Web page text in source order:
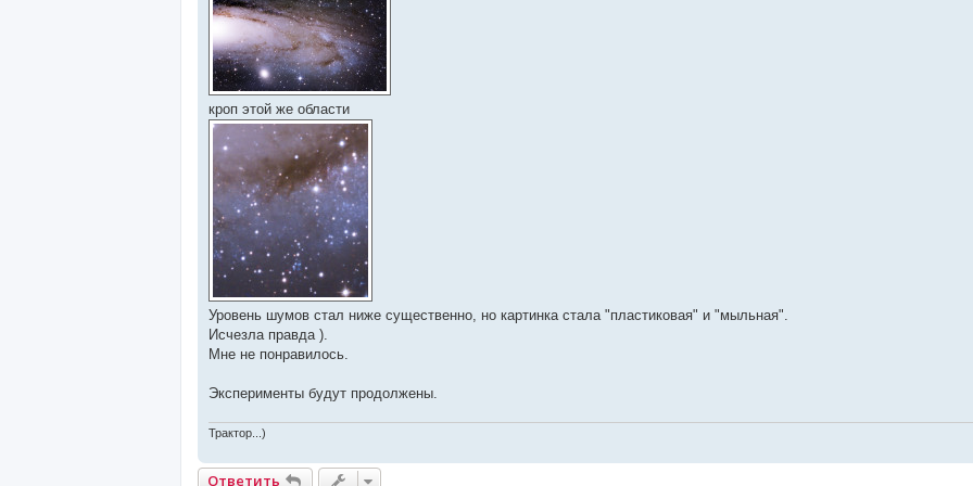
кроп этой же области
Уровень шумов стал ниже существенно, но картинка стала "пластиковая" и "мыльная".
Исчезла правда ).
Мне не понравилось.
Эксперименты будут продолжены.
Трактор...)
Ответить